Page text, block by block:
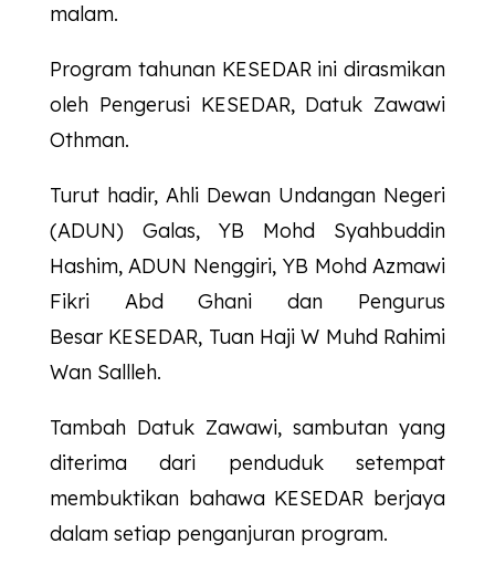
malam.
Program tahunan KESEDARini dirasmikan
oleh Pengerusi KESEDAR, Datuk Zawawi
Othman.
Turut hadir, Ahli Dewan Undangan Negeri
(ADUN) Galas, YB Mohd Syahbuddin
Hashim, ADUN Nenggiri, YB Mohd Azmawi
Fikri Abd Ghani dan Pengurus
Besar KESEDAR, Tuan Haji W Muhd Rahimi
Wan Sallleh.
Tambah Datuk Zawawi, sambutan yang
diterima dari penduduk setempat
membuktikan bahawa KESEDAR berjaya
dalam setiap penganjuran program.